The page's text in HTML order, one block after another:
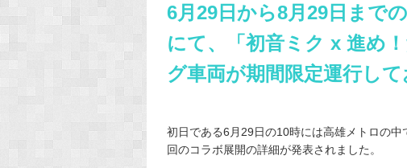
6月29日から8月29日まで
にて、「初音ミク x 進め
グ車両が期間限定運行し
初日である6月29日の10時には高雄メトロの中
回のコラボ展開の詳細が発表されました。